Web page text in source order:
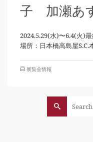
子 加瀬あ
2024.5.29(水)〜6.4(火)
場所：日本橋高島屋
展覧会情報
for: